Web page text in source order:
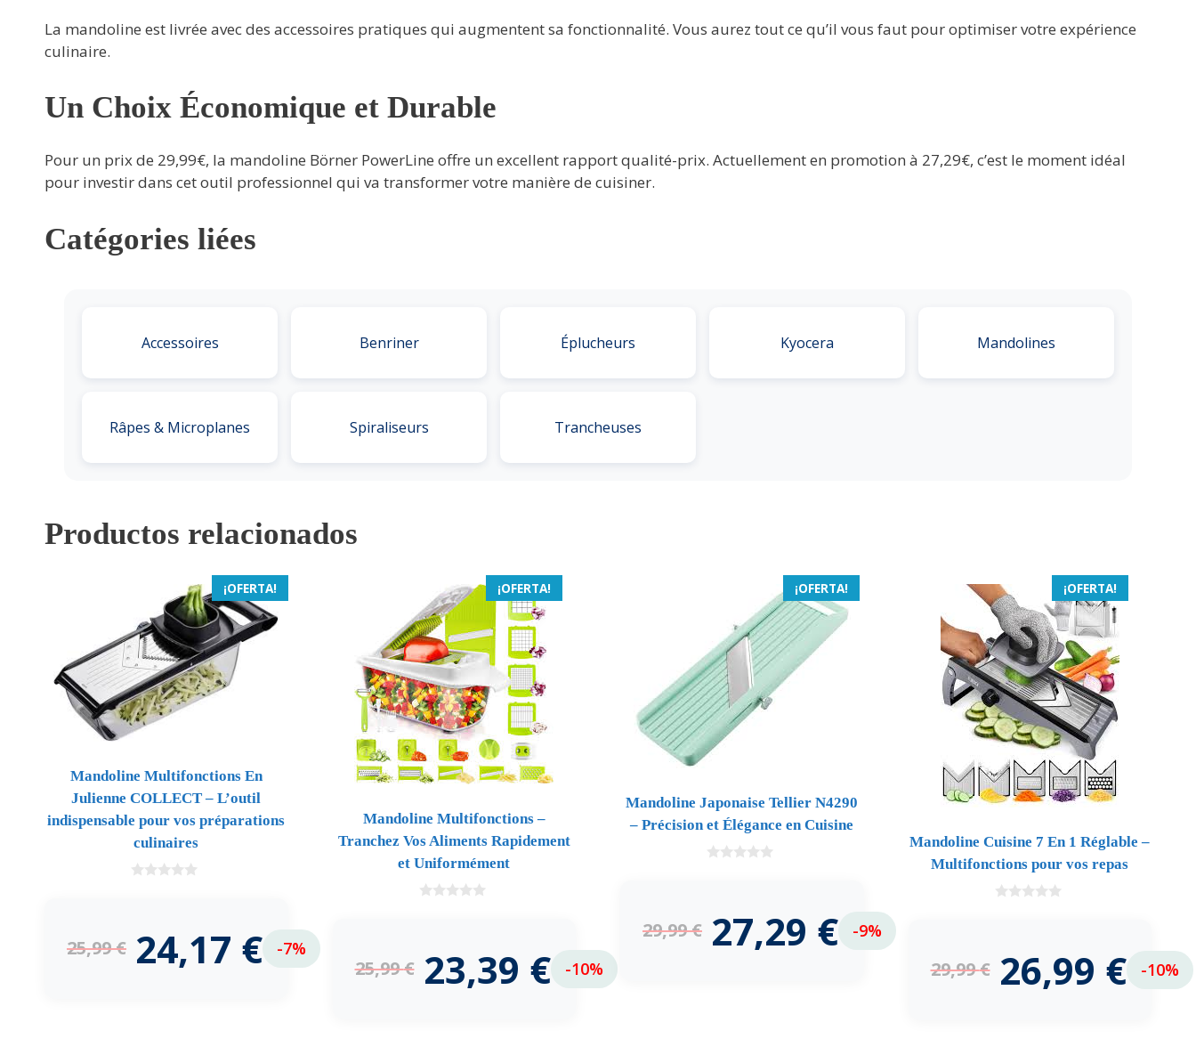
La mandoline est livrée avec des accessoires pratiques qui augmentent sa fonctionnalité. Vous aurez tout ce qu’il vous faut pour optimiser votre expérience
culinaire.
Un Choix Économique et Durable
Pour un prix de 29,99€, la mandoline Börner PowerLine offre un excellent rapport qualité-prix. Actuellement en promotion à 27,29€, c’est le moment idéal
pour investir dans cet outil professionnel qui va transformer votre manière de cuisiner.
Catégories liées
Accessoires Benriner Éplucheurs Kyocera Mandolines
Râpes & Microplanes Spiraliseurs Trancheuses
Productos relacionados
¡OFERTA!
Mandoline Multifonctions En
Julienne COLLECT – L’outil
indispensable pour vos préparations
culinaires
25,99€ 24,17 € -7%
¡OFERTA!
Mandoline Multifonctions –
Tranchez Vos Aliments Rapidement
et Uniformément
25,99€ 23,39 € -10%
¡OFERTA!
Mandoline Japonaise Tellier N4290
– Précision et Élégance en Cuisine
29,99€ 27,29 € -9%
¡OFERTA!
Mandoline Cuisine 7 En 1 Réglable –
Multifonctions pour vos repas
29,99€ 26,99 € -10%